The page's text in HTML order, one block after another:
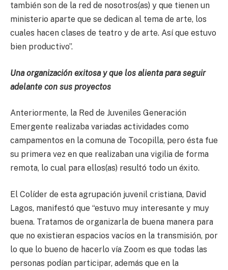
también son de la red de nosotros(as) y que tienen un
ministerio aparte que se dedican al tema de arte, los
cuales hacen clases de teatro y de arte. Así que estuvo
bien productivo”.
Una organización exitosa y que los alienta para seguir
adelante con sus proyectos
Anteriormente, la Red de Juveniles Generación
Emergente realizaba variadas actividades como
campamentos en la comuna de Tocopilla, pero ésta fue
su primera vez en que realizaban una vigilia de forma
remota, lo cual para ellos(as) resultó todo un éxito.
El Colíder de esta agrupación juvenil cristiana, David
Lagos, manifestó que “estuvo muy interesante y muy
buena. Tratamos de organizarla de buena manera para
que no existieran espacios vacíos en la transmisión, por
lo que lo bueno de hacerlo vía Zoom es que todas las
personas podían participar, además que en la